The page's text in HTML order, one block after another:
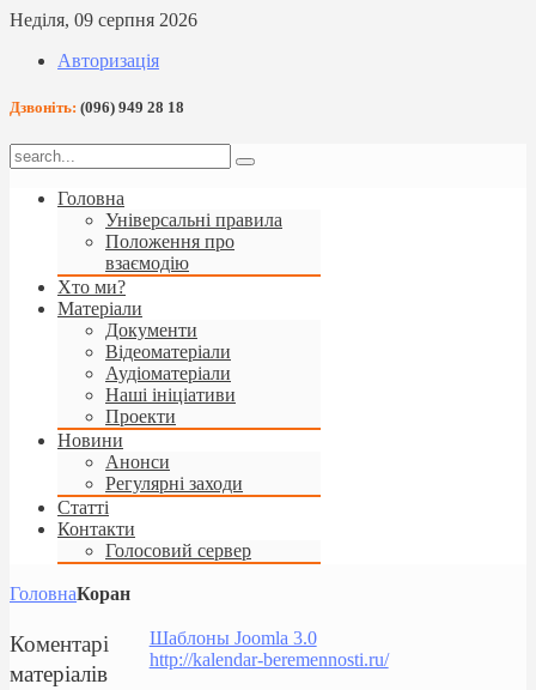
Неділя, 09 серпня 2026
Авторизація
Дзвоніть: (096) 949 28 18
Головна
Універсальні правила
Положення про
взаємодію
Хто ми?
Матеріали
Документи
Відеоматеріали
Аудіоматеріали
Наші ініціативи
Проекти
Новини
Анонси
Регулярні заходи
Статті
Контакти
Голосовий сервер
ГоловнаКоран
Шаблоны Joomla 3.0
http://kalendar-beremennosti.ru/
Коментарі
матеріалів